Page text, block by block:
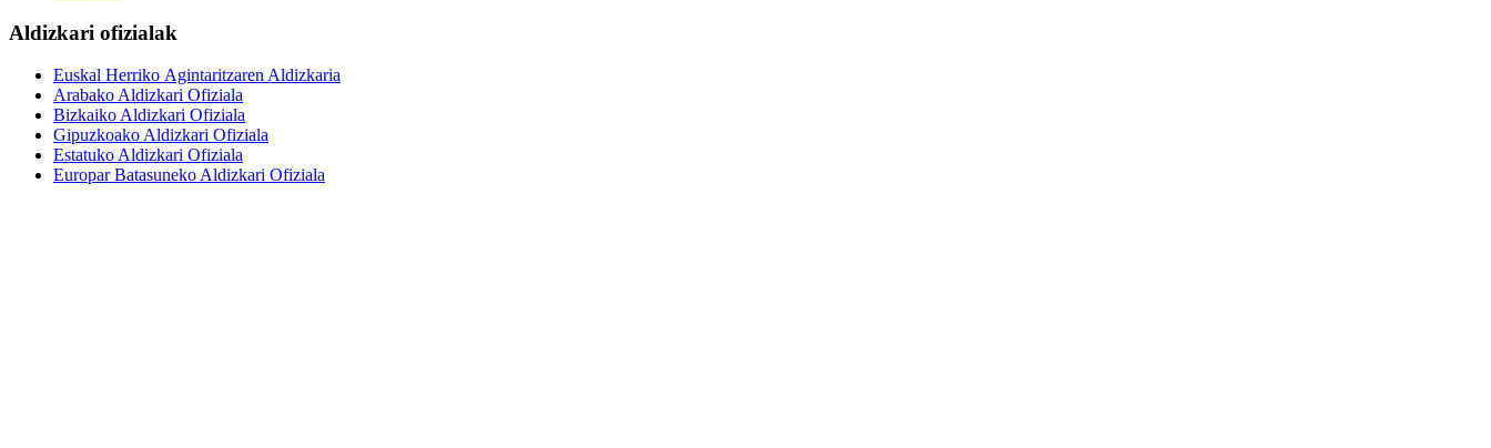
Aldizkari ofizialak
Euskal Herriko Agintaritzaren Aldizkaria
Arabako Aldizkari Ofiziala
Bizkaiko Aldizkari Ofiziala
Gipuzkoako Aldizkari Ofiziala
Estatuko Aldizkari Ofiziala
Europar Batasuneko Aldizkari Ofiziala